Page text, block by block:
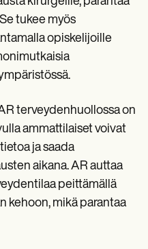
tukee myös
opiskelijoille
terveydenhuollossa on
ammattilaiset voivat
ja saada
aikana. AR auttaa
peittämällä
kehoon, mikä parantaa